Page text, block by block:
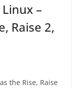
–
Raise 2,
the Rise, Raise